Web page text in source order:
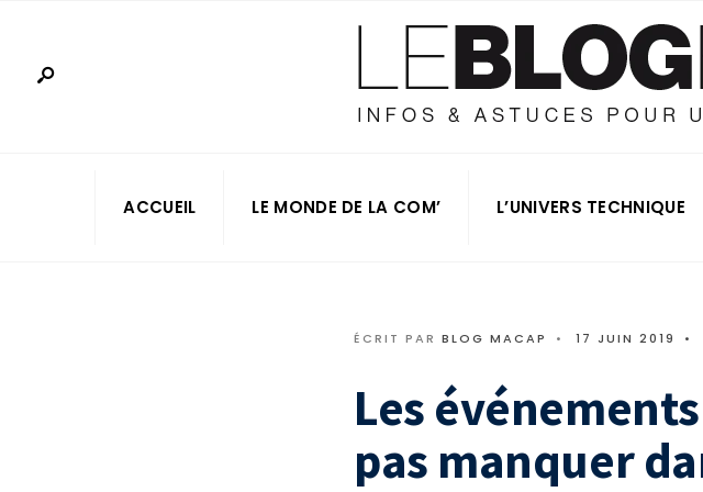
ACCUEIL LE MONDE DE LA COM’ L’UNIVERS TECHNIQUE
ÉCRIT PAR BLOG MACAP • 17 JUIN 2019 •
Les
pas manquer